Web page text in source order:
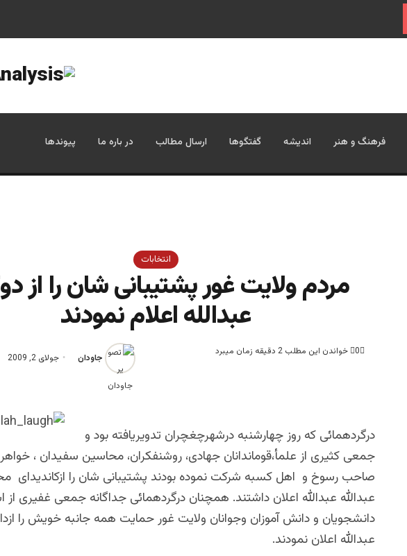
فرهنگ و هنر اندیشه گفتگوها ارسال مطالب در باره ما پیوندها
انتخابات
مردم ولایت غور پشتیبانی شان را از
عبدالله اعلام نمودند
جاودان جولای 2, 2009
0 خواندن این مطلب 2 دقیقه زمان میبرد
درگردهمائی که روز چهارشنبه درشهرچغچران تدویریافته بود و
جمعی کثیری از علمأ،قوماندانان جهادی، روشنفکران، محاسین سفیدان ،
صاحب رسوخ و اهل کسبه شرکت نموده بودند پشتیبانی شان را ازکاندیدای
عبدالله عبدالله اعلان داشتند. همچنان درگردهمائی جداگانه جمعی غفیری از
دانشجویان و دانش آموزان وجوانان ولایت غور حمایت همه جانبه خویش را
عبدالله اعلان نمودند.